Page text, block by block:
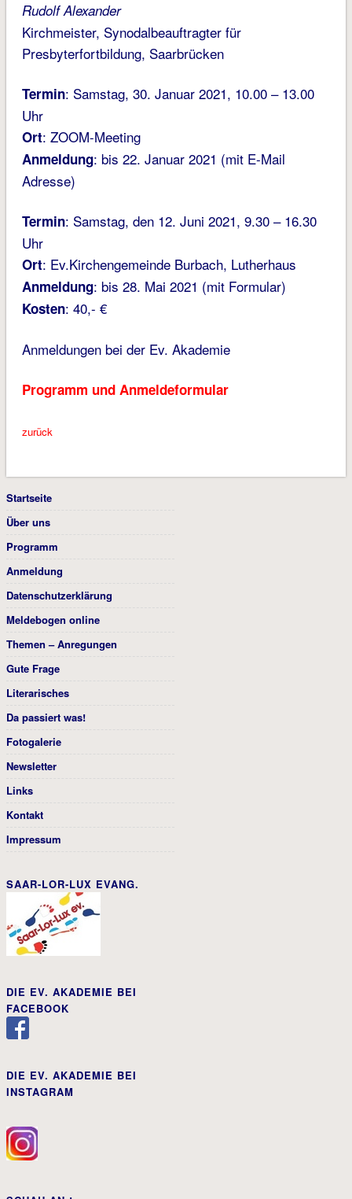
Rudolf Alexander
Kirchmeister, Synodalbeauftragter für
Presbyterfortbildung, Saarbrücken
Termin: Samstag, 30. Januar 2021, 10.00 – 13.00
Uhr
Ort: ZOOM-Meeting
Anmeldung: bis 22. Januar 2021 (mit E-Mail
Adresse)
Termin: Samstag, den 12. Juni 2021, 9.30 – 16.30
Uhr
Ort: Ev.Kirchengemeinde Burbach, Lutherhaus
Anmeldung: bis 28. Mai 2021 (mit Formular)
Kosten: 40,- €
Anmeldungen bei der Ev. Akademie
Programm und Anmeldeformular
zurück
Startseite
Über uns
Programm
Anmeldung
Datenschutzerklärung
Meldebogen online
Themen – Anregungen
Gute Frage
Literarisches
Da passiert was!
Fotogalerie
Newsletter
Links
Kontakt
Impressum
SAAR-LOR-LUX EVANG.
DIE EV. AKADEMIE BEI
FACEBOOK
DIE EV. AKADEMIE BEI
INSTAGRAM